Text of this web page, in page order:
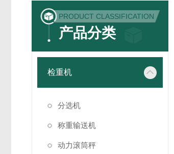
PRODUCT CLASSIFICATION
产品分类
检重机
分选机
称重输送机
动力滚筒秤